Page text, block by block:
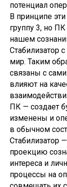
потенциал
В принципе
группу 3, но
нашем
Стабилизатор
мир. Таким
связаны с
влияют на
ПК — создает
изменены и
в обычном
Стабилизатор
проекцию
интереса и
процессы на